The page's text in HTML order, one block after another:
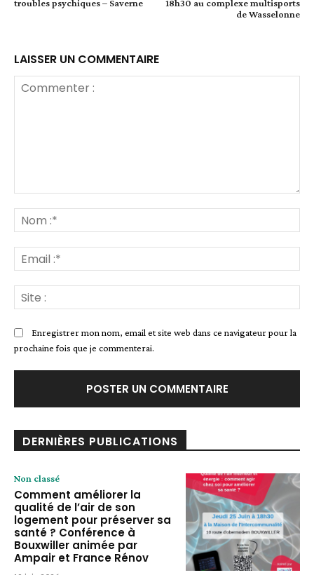
troubles psychiques – Saverne
18h30 au complexe multisports
de Wasselonne
LAISSER UN COMMENTAIRE
:*
:*
:
Enregistrer mon nom, email et site web dans ce navigateur pour la
prochaine fois que je commenterai.
DERNIÈRES PUBLICATIONS
Non classé
Comment améliorer la
qualité de l’air de son
logement pour préserver sa
santé ? Conférence à
Bouxwiller animée par
Ampair et France Rénov